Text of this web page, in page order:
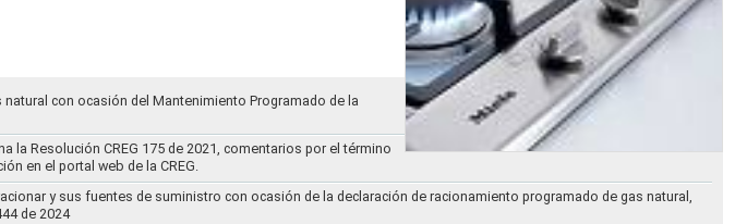
con ocasión del Mantenimiento Programado de la
la Resolución CREG 175 de 2021, comentarios por el término
en el portal web de la CREG.
y sus fuentes de suministro con ocasión de la declaración de racionamiento programado de gas natural,
de 2024